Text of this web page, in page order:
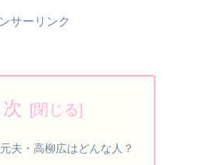
サーリンク
次
夫・高柳広はどんな人？